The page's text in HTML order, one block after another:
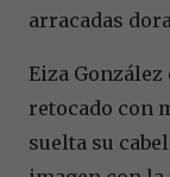
arracadas
Eiza
retocado con
suelta su